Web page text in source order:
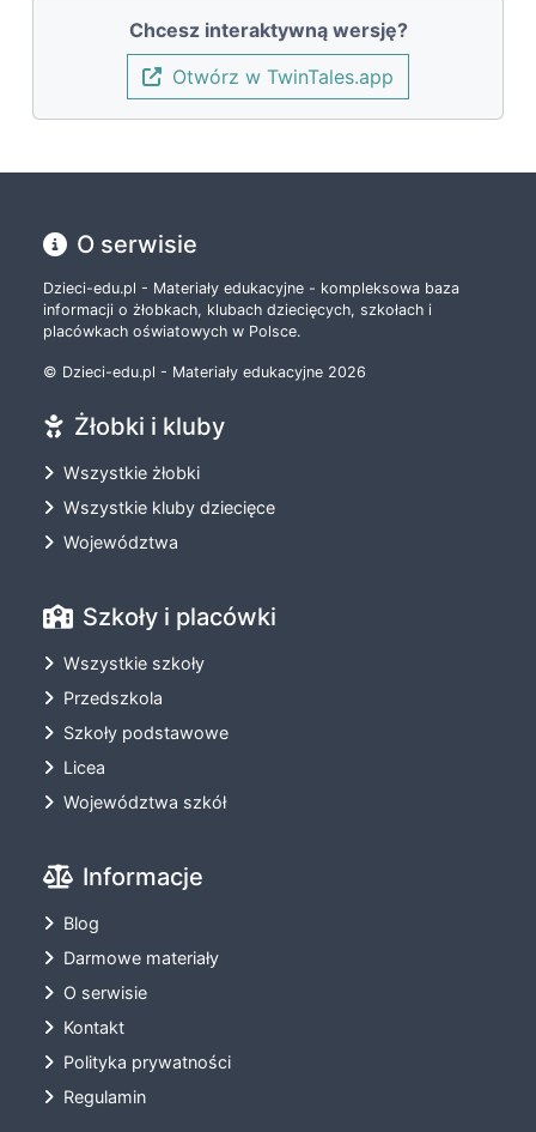
Chcesz interaktywną wersję?
Otwórz w TwinTales.app
O serwisie
Dzieci-edu.pl - Materiały edukacyjne - kompleksowa baza
informacji o żłobkach, klubach dziecięcych, szkołach i
placówkach oświatowych w Polsce.
© Dzieci-edu.pl - Materiały edukacyjne 2026
Żłobki i kluby
Wszystkie żłobki
Wszystkie kluby dziecięce
Województwa
Szkoły i placówki
Wszystkie szkoły
Przedszkola
Szkoły podstawowe
Licea
Województwa szkół
Informacje
Blog
Darmowe materiały
O serwisie
Kontakt
Polityka prywatności
Regulamin